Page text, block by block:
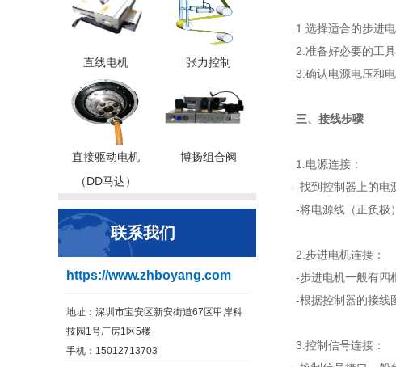
直线电机 张力控制
直接驱动电机
（DD马达）
博扬组合阀
联系我们
https://www.zhboyang.com
地址：深圳市宝安区新安街道67区甲岸科
技园1号厂房1区5楼
手机：15012713703
1.选择适合的步进电
2.准备好必要的工具
3.确认电源电压和电
三、接线步骤
1.电源连接：
-找到控制器上的电
-将电源线（正负极
2.步进电机连接：
-步进电机一般有四
-根据控制器的接线
3.控制信号连接：